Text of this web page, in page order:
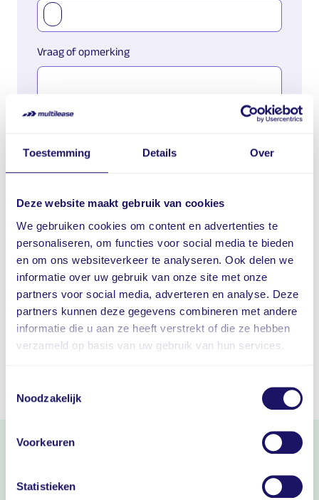
Toestemming Details Over
Deze website maakt gebruik van cookies
We gebruiken cookies om content en advertenties te
personaliseren, om functies voor social media te bieden
en om ons websiteverkeer te analyseren. Ook delen we
informatie over uw gebruik van onze site met onze
partners voor social media, adverteren en analyse. Deze
partners kunnen deze gegevens combineren met andere
informatie die u aan ze heeft verstrekt of die ze hebben
verzameld op basis van uw gebruik van hun services.
Noodzakelijk
Voorkeuren
Statistieken
Vraag of opmerking
Ik ga akkoord met deprivacy policy
Ik verklaar hierbij dat alle bovenstaande gegevens
naar waarheid en volledig zijn ingevuld.
Betrouwbaar advies, persoonlijke service